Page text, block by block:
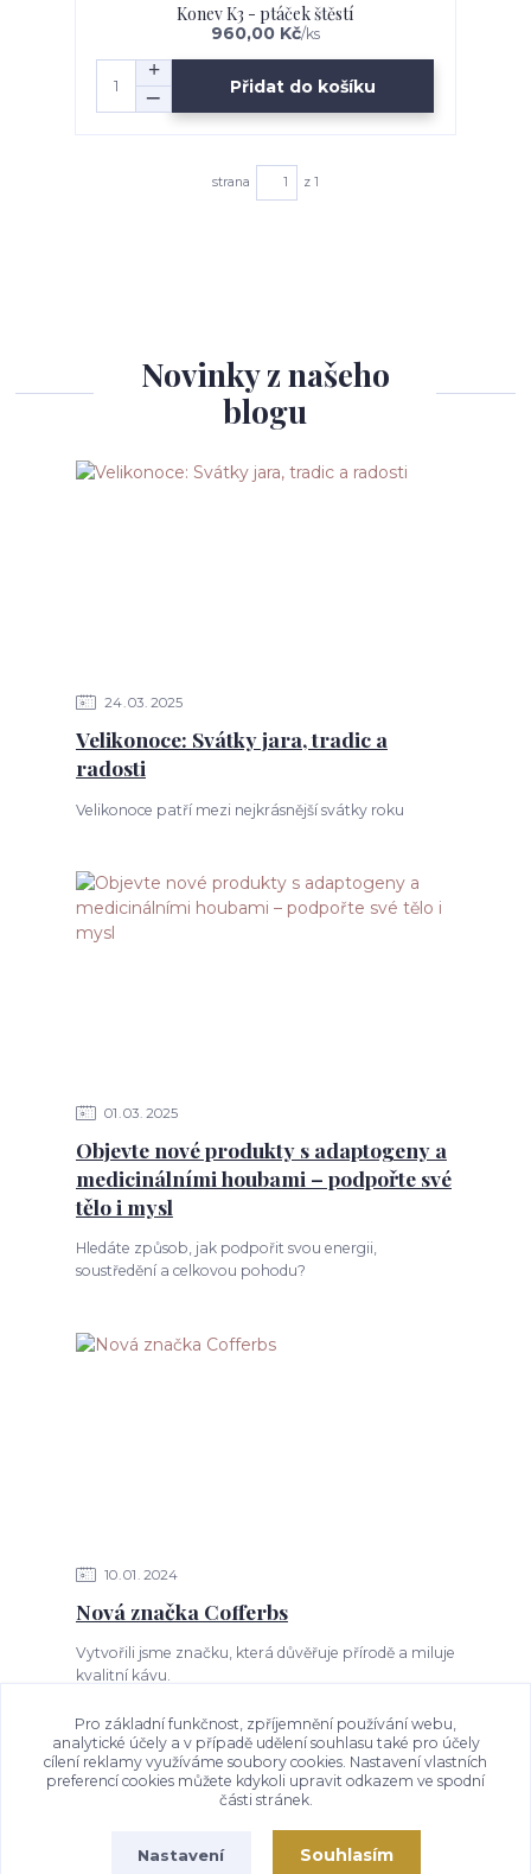
Konev K3 - ptáček štěstí
960,00 Kč/ks
Přidat do košíku
strana z 1
Novinky z našeho
blogu
24 03 2025
Velikonoce: Svátky jara, tradic a
radosti
Velikonoce patří mezi nejkrásnější svátky roku
01 03 2025
Objevte nové produkty s adaptogeny a
medicinálními houbami – podpořte své
tělo i mysl
Hledáte způsob, jak podpořit svou energii,
soustředění a celkovou pohodu?
10 01 2024
Nová značka Cofferbs
​Vytvořili jsme značku, která důvěřuje přírodě a miluje
kvalitní kávu.
Zobrazit všechny články
Pro základní funkčnost, zpříjemnění používání webu,
analytické účely a v případě udělení souhlasu také pro účely
cílení reklamy využíváme soubory cookies. Nastavení vlastních
preferencí cookies můžete kdykoli upravit odkazem ve spodní
části stránek.
Nastavení Souhlasím